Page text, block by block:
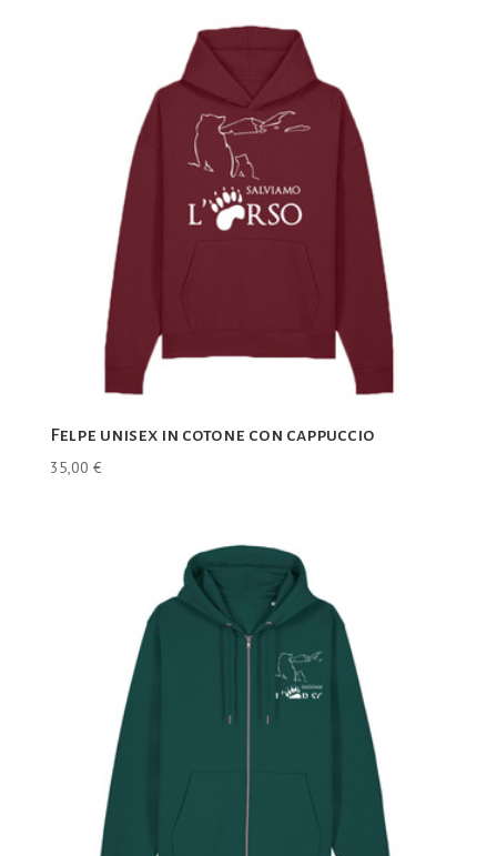
Felpe unisex in cotone con cappuccio
35,00 €